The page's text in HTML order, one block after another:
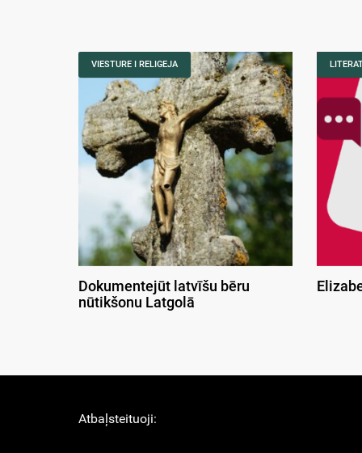
VIESTURE I RELIGEJA
Dokumentejūt latvīšu bēru
nūtikšonu Latgolā
Atbaļsteituoji: